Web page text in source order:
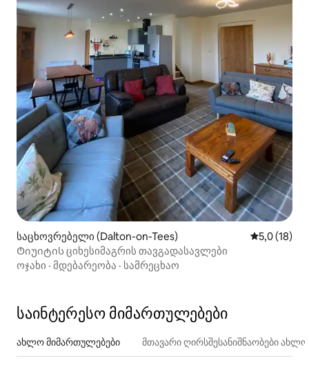
საცხოვრებელი (Dalton-on-Tees) საშუალო
5,0 (18)
Ტიუიტის ციხესიმაგრის თავგადასავლები
ოჯახი · მდებარეობა · სამრეცხაო
საინტერესო მიმართულებები
ახლო მიმართულებები მთავარი ღირსშესანიშნაობები